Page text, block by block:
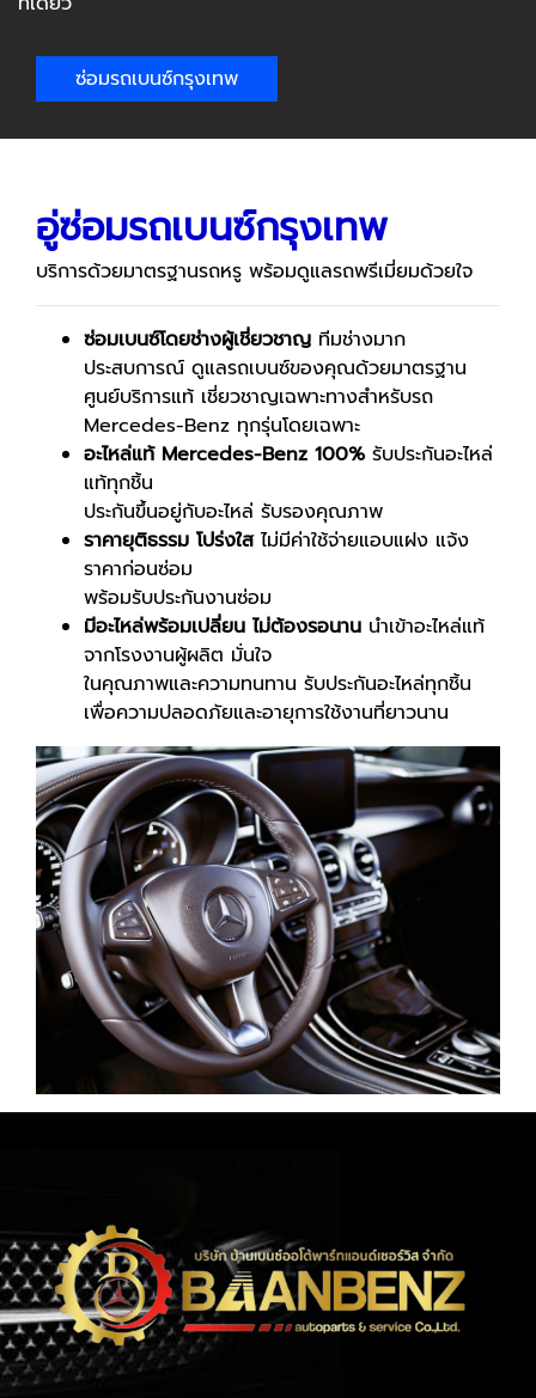
ซ่อมรถเบนซ์กรุงเทพ
อู่ซ่อมรถเบนซ์กรุงเทพ
บริการด้วยมาตรฐานรถหรู พร้อมดูแลรถพรีเมี่ยมด้วยใจ
ซ่อมเบนซ์โดยช่างผู้เชี่ยวชาญ ทีมช่างมาก
ประสบการณ์ ดูแลรถเบนซ์ของคุณด้วยมาตรฐาน
ศูนย์บริการแท้ เชี่ยวชาญเฉพาะทางสำหรับรถ
Mercedes-Benz ทุกรุ่นโดยเฉพาะ
อะไหล่แท้ Mercedes-Benz 100% รับประกันอะไหล่
แท้ทุกชิ้น
ประกันขึ้นอยู่กับอะไหล่ รับรองคุณภาพ
ราคายุติธรรม โปร่งใสไม่มีค่าใช้จ่ายแอบแฝง แจ้ง
ราคาก่อนซ่อม
พร้อมรับประกันงานซ่อม
มีอะไหล่พร้อมเปลี่ยน ไม่ต้องรอนาน นำเข้าอะไหล่แท้
จากโรงงานผู้ผลิต มั่นใจ
ในคุณภาพและความทนทาน รับประกันอะไหล่ทุกชิ้น
เพื่อความปลอดภัยและอายุการใช้งานที่ยาวนาน